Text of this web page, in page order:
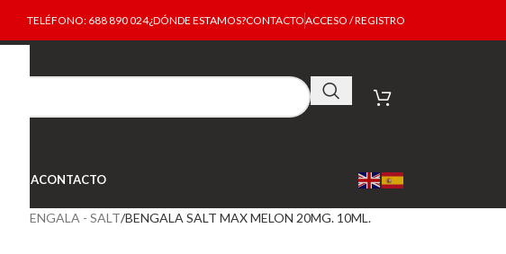
TELÉFONO: 688 890 024¿DÓNDE ESTAMOS?CONTACTOACCESO / REGISTRO
TIENDACONTACTO
BENGALA - SALT BENGALA SALT MAX MELON 20MG. 10ML.